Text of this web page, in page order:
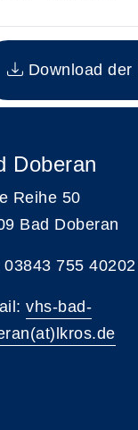
Kurs
Download
Doberan
Reihe 50
Bad Doberan
03843 755 40202
vhs-bad-